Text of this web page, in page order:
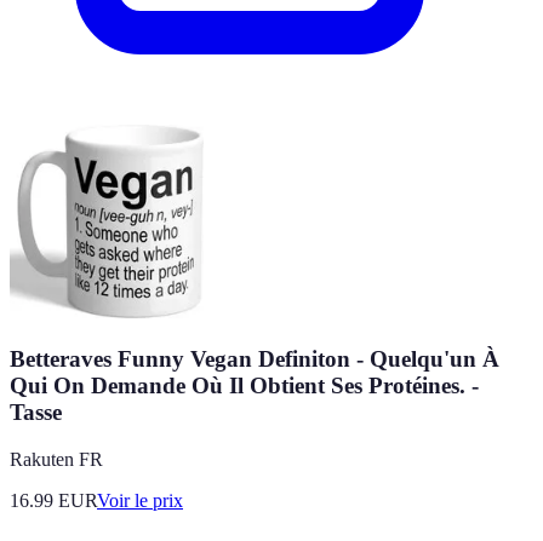
Betteraves Funny Vegan Definiton - Quelqu'un À
Qui On Demande Où Il Obtient Ses Protéines. -
Tasse
Rakuten FR
16.99 EURVoir le prix